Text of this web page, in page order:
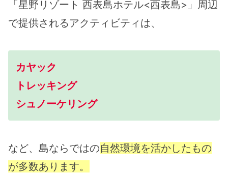
「星野リゾート 西表島ホテル<西表島>」周辺
で提供されるアクティビティは、
カヤック
トレッキング
シュノーケリング
など、島ならではの自然環境を活かしたもの
が多数あります。